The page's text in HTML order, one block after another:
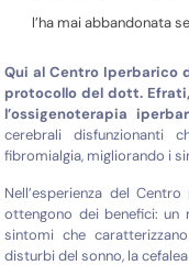
l’ha mai abbandonata
Qui al Centro Iperbarico
protocollo del dott.
l’ossigenoterapia
cerebrali disfunzionanti
fibromialgia, migliorando i
Nell’esperienza del
ottengono dei benefici:
sintomi che
disturbi del sonno, la